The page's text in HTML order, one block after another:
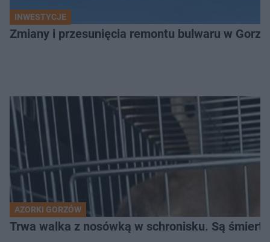
INWESTYCJE
Zmiany i przesunięcia remontu bulwaru w
AZORKI GORZÓW
Trwa walka z nosówką w schronisku. Są